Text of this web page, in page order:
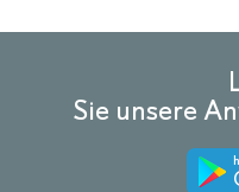
Sie unsere